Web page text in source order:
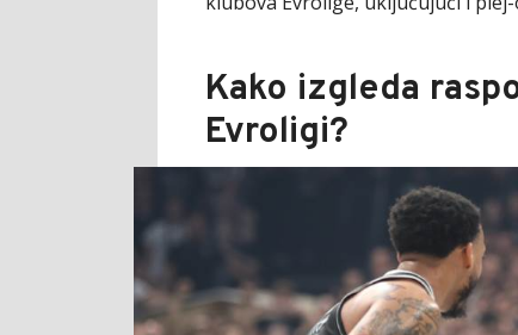
Kako izgleda
Evroligi?